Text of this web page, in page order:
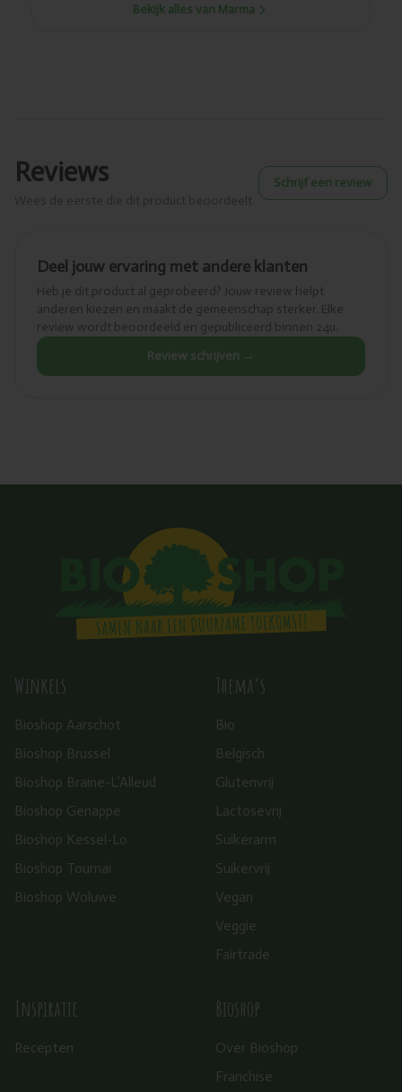
Bekijk alles van Marma
Reviews Schrijf een review
Deel jouw ervaring met andere klanten
Heb je dit product al geprobeerd? Jouw review helpt
anderen kiezen en maakt de gemeenschap sterker. Elke
review wordt beoordeeld en gepubliceerd binnen 24u.
Review schrijven →
Winkels
Bioshop Aarschot
Bioshop Brussel
Bioshop Braine-L’Alleud
Bioshop Genappe
Bioshop Kessel-Lo
Bioshop Tournai
Bioshop Woluwe
Thema’s
Bio
Belgisch
Glutenvrij
Lactosevrij
Suikerarm
Suikervrij
Vegan
Veggie
Fairtrade
Inspiratie
Recepten
Bioshop
Over Bioshop
Franchise